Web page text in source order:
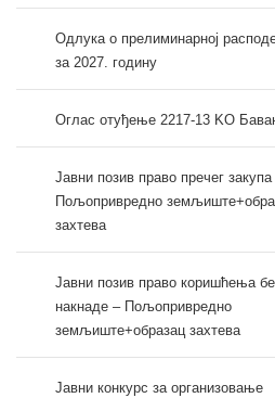
Одлука о прелиминарној
за 2027. годину
Оглас отуђење 2217-13 KO
Јавни позив право пречег закупа
Пољопривредно
захтева
Јавни позив право коришћења
накнаде – Пољопривредно
земљиште+образац захтева
Јавни конкурс за организовање